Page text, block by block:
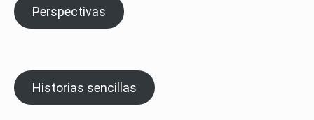
Perspectivas
Historias sencillas